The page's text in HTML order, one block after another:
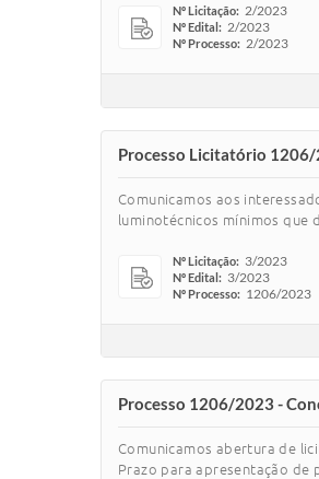
Nº Licitação: 2/2023
Nº Edital: 2/2023
Nº Processo: 2/2023
Processo Licitatório
Comunicamos aos
luminotécnicos mínimos que
Nº Licitação: 3/2023
Nº Edital: 3/2023
Nº Processo: 1206/2023
Processo 1206/2023 -
Comunicamos abertura de
Prazo para apresentação de